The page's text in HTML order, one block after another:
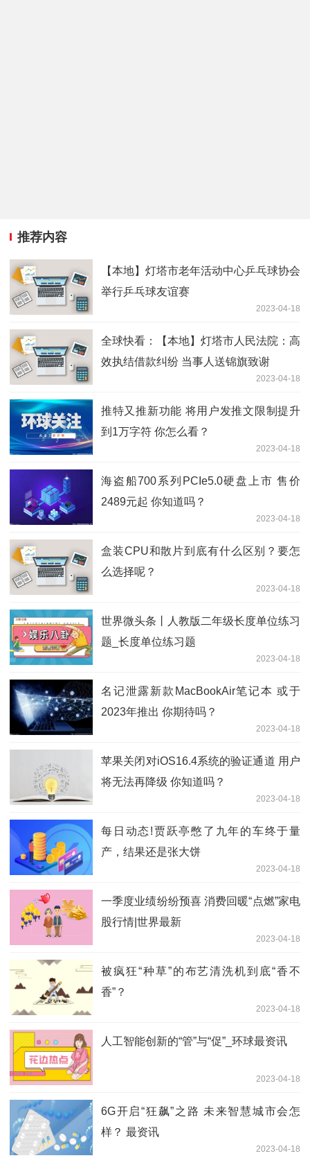
推荐内容
【本地】灯塔市老年活动中心乒乓球协会
举行乒乓球友谊赛
2023-04-18
全球快看：【本地】灯塔市人民法院：高
效执结借款纠纷 当事人送锦旗致谢
2023-04-18
推特又推新功能 将用户发推文限制提升
到1万字符 你怎么看？
2023-04-18
海盗船700系列PCIe5.0硬盘上市 售价
2489元起 你知道吗？
2023-04-18
盒装CPU和散片到底有什么区别？要怎
么选择呢？
2023-04-18
世界微头条丨人教版二年级长度单位练习
题_长度单位练习题
2023-04-18
名记泄露新款MacBookAir笔记本 或于
2023年推出 你期待吗？
2023-04-18
苹果关闭对iOS16.4系统的验证通道 用户
将无法再降级 你知道吗？
2023-04-18
每日动态!贾跃亭憋了九年的车终于量
产，结果还是张大饼
2023-04-18
一季度业绩纷纷预喜 消费回暖“点燃”家电
股行情|世界最新
2023-04-18
被疯狂“种草”的布艺清洗机到底“香不
香”？
2023-04-18
人工智能创新的“管”与“促”_环球最资讯
2023-04-18
6G开启“狂飙”之路 未来智慧城市会怎
样？ 最资讯
2023-04-18